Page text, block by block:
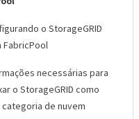
o StorageGRID
FabricPool
necessárias para
o StorageGRID como
categoria de nuvem